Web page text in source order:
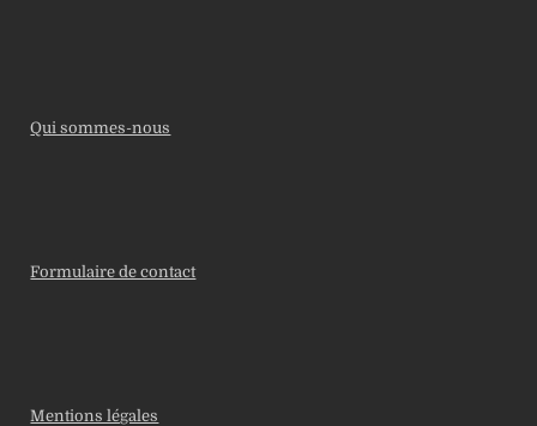
Qui sommes-nous
Formulaire de contact
Mentions légales